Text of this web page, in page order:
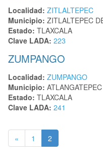
Localidad: ZITLALTEPEC
Municipio: ZITLALTEPEC
Estado: TLAXCALA
Clave LADA: 223
ZUMPANGO
Localidad: ZUMPANGO
Municipio: ATLANGATEPEC
Estado: TLAXCALA
Clave LADA: 241
« 1 2